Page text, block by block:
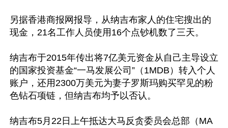
另据香港商报网报导，从纳吉布家人的住宅搜出的
现金，21名工作人员使用16个点钞机数了三天。
纳吉布于2015年传出将7亿美元资金从自己主导设立
的国家投资基金“一马发展公司”（1MDB）转入个人
账户，还用2300万美元为妻子罗斯玛购买罕见的粉
色钻石项链，但纳吉布均予以否认。
纳吉布5月22日上午抵达大马反贪委员会总部（MA